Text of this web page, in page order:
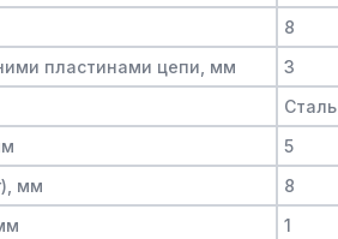
8
пластинами цепи, мм
3
Сталь
5
мм
8
1